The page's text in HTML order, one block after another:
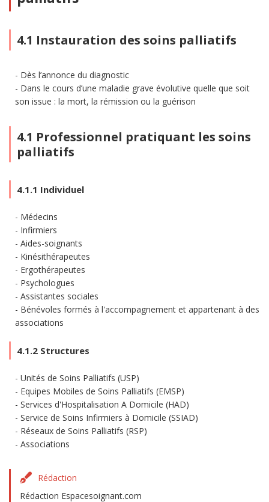
4.1 Instauration des soins palliatifs
Dès l’annonce du diagnostic
Dans le cours d’une maladie grave évolutive quelle que soit
son issue : la mort, la rémission ou la guérison
4.1 Professionnel pratiquant les soins
palliatifs
4.1.1 Individuel
Médecins
Infirmiers
Aides-soignants
Kinésithérapeutes
Ergothérapeutes
Psychologues
Assistantes sociales
Bénévoles formés à l'accompagnement et appartenant à des
associations
4.1.2 Structures
Unités de Soins Palliatifs (USP)
Equipes Mobiles de Soins Palliatifs (EMSP)
Services d'Hospitalisation A Domicile (HAD)
Service de Soins Infirmiers à Domicile (SSIAD)
Réseaux de Soins Palliatifs (RSP)
Associations
Rédaction
Rédaction Espacesoignant.com